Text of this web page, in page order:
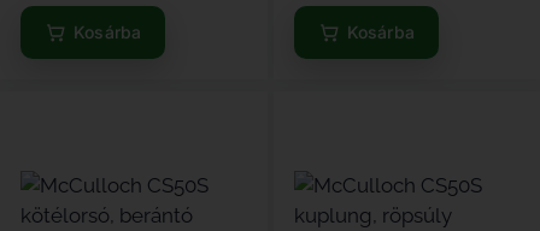
Kosárba Kosárba